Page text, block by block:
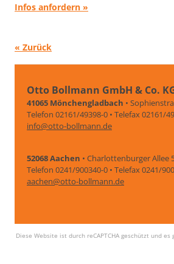
Infos anfordern »
« Zurück
Otto Bollmann GmbH & Co.
41065 Mönchengladbach •
Telefon 02161/49398-0 • Telefax 02161/
info@otto-bollmann.de
52068 Aachen • Charlottenburger Allee
Telefon 0241/900340-0 • Telefax 0241/
aachen@otto-bollmann.de
Diese Website ist durch reCAPTCHA geschützt und es